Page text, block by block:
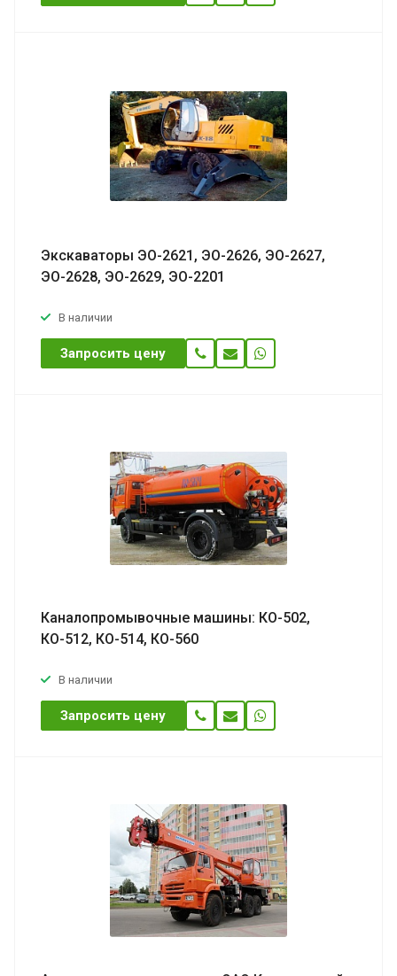
Экскаваторы ЭО-2621, ЭО-2626, ЭО-2627,
ЭО-2628, ЭО-2629, ЭО-2201
В наличии
Запросить цену
Каналопромывочные машины: КО-502,
КО-512, КО-514, КО-560
В наличии
Запросить цену